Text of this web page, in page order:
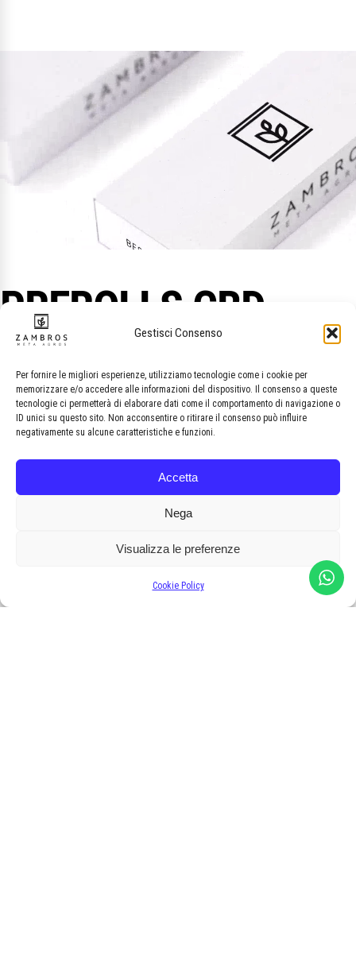
Gestisci Consenso
Per fornire le migliori esperienze, utilizziamo tecnologie come i cookie per
memorizzare e/o accedere alle informazioni del dispositivo. Il consenso a queste
tecnologie ci permetterà di elaborare dati come il comportamento di navigazione o
ID unici su questo sito. Non acconsentire o ritirare il consenso può influire
negativamente su alcune caratteristiche e funzioni.
Accetta
Nega
Visualizza le preferenze
Cookie Policy
PREROLLS CBD